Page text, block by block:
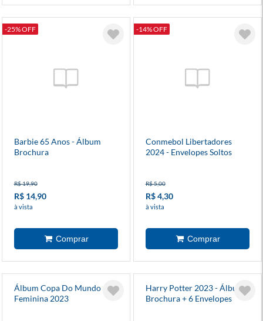
-25% OFF
Barbie 65 Anos - Álbum
Brochura
R$ 19,90
R$ 14,90
à vista
-14% OFF
Conmebol Libertadores
2024 - Envelopes Soltos
R$ 5,00
R$ 4,30
à vista
Álbum Copa Do Mundo
Feminina 2023
Harry Potter 2023 - Álbum
Brochura + 6 Envelopes